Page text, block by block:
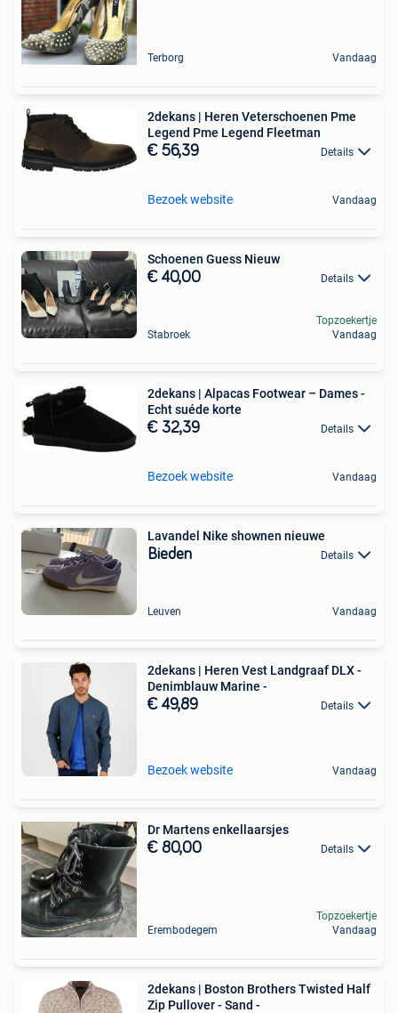
Terborg Vandaag
2dekans | Heren Veterschoenen Pme
Legend Pme Legend Fleetman
€ 56,39 Details
Bezoek website Vandaag
Schoenen Guess Nieuw
€ 40,00 Details
Stabroek
Topzoekertje
Vandaag
2dekans | Alpacas Footwear – Dames -
Echt suéde korte
€ 32,39 Details
Bezoek website Vandaag
Lavandel Nike shownen nieuwe
Bieden Details
Leuven Vandaag
2dekans | Heren Vest Landgraaf DLX -
Denimblauw Marine -
€ 49,89 Details
Bezoek website Vandaag
Dr Martens enkellaarsjes
€ 80,00 Details
Erembodegem
Topzoekertje
Vandaag
2dekans | Boston Brothers Twisted Half
Zip Pullover - Sand -